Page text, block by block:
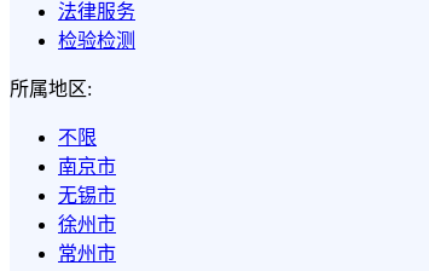
法律服务
检验检测
所属地区:
不限
南京市
无锡市
徐州市
常州市